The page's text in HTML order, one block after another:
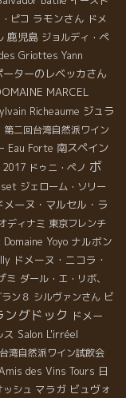
ピコ ラモンさん ドメ
鹿児島 ジョルディ・ペ
Griottes Yann
ターのレベッカさん
MARCEL
Richeaume ジュラ
第二回台湾自然派ワイン
Eau Forte 南スペイン
2017 ドゥニ・ペノ ボ
ジェローム・ソリー
メーヌ・マルセル・ラ
ディナミ 東京フレンチ
Domaine Yoyo ナルボン
ドメーヌ・ニコラ・
ミ ダール・エ・リボ、
ン８ シルヴァンさん ビ
ングドック ドメー
ス Salon L'irréel
台湾自然派ワイン試飲会
des Vins Tours 日
ッシュ マラガ ビュヴォ